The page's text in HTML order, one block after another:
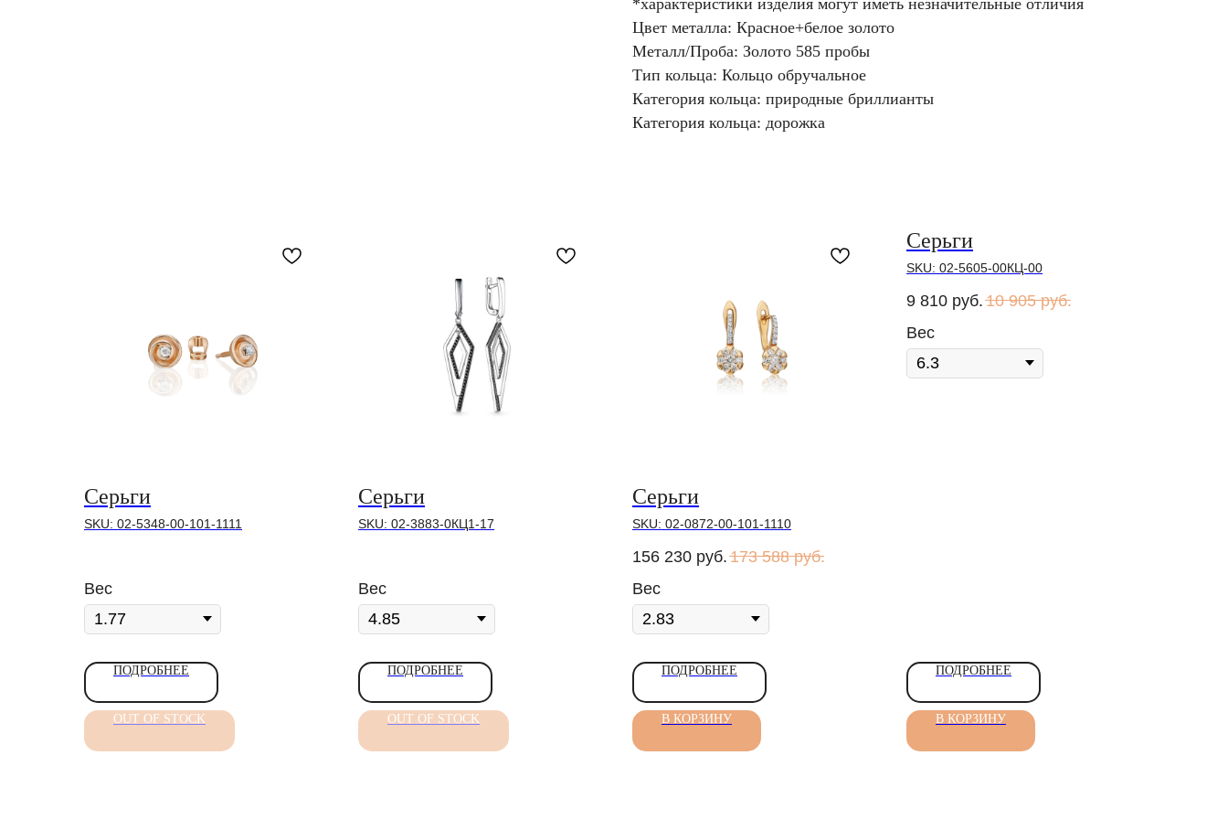
Цвет металла: Красное+белое золото
Металл/Проба: Золото 585 пробы
Тип кольца: Кольцо обручальное
Категория кольца: природные бриллианты
Категория кольца: дорожка
Серьги
SKU: 02-5348-00-101-1111
Вес
ПОДРОБНЕЕ
OUT OF STOCK
Серьги
SKU: 02-3883-0КЦ1-17
Вес
ПОДРОБНЕЕ
OUT OF STOCK
Серьги
SKU: 02-0872-00-101-1110
156 230 руб. 173 588 руб.
Вес
ПОДРОБНЕЕ
В КОРЗИНУ
Серьги
SKU: 02-5605-00КЦ-00
9 810 руб. 10 905 руб.
Вес
ПОДРОБНЕЕ
В КОРЗИНУ